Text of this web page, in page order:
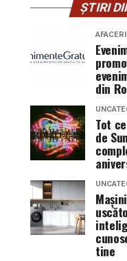
ȘTIRI
AFACERI
din
Tot
de
tine